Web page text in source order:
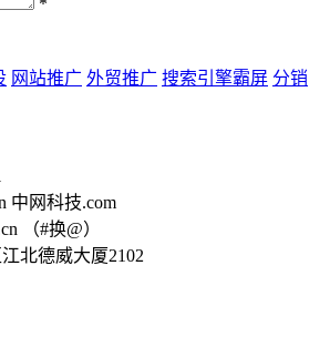
网站推广 外贸推广 搜索引擎霸屏 分销
中网科技.com
（#换@）
北德威大厦2102